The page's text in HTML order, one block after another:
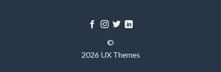
©
2026 UX Themes